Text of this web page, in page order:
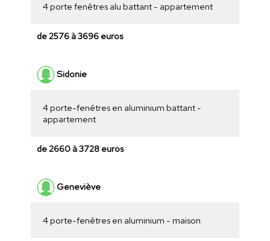
4 porte fenêtres alu battant - appartement
de 2576 à 3696 euros
Sidonie
4 porte-fenêtres en aluminium battant -
appartement
de 2660 à 3728 euros
Geneviève
4 porte-fenêtres en aluminium - maison